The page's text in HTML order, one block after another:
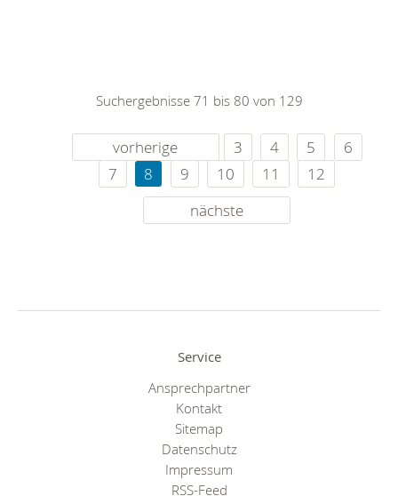
Suchergebnisse 71 bis 80 von 129
vorherige 3 4 5
6
7
8 9 10 11
12
nächste
Service
Ansprechpartner
Kontakt
Sitemap
Datenschutz
Impressum
RSS-Feed